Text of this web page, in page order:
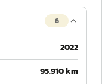
6
2022
95.910 km